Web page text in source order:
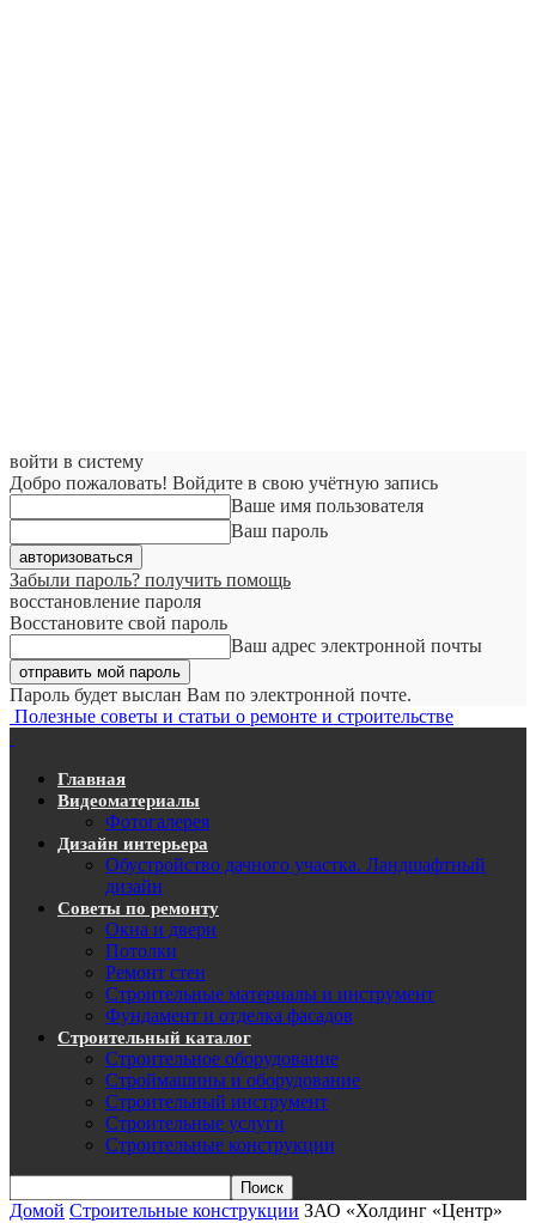
войти в систему
Добро пожаловать! Войдите в свою учётную запись
Ваше имя пользователя
Ваш пароль
Забыли пароль? получить помощь
восстановление пароля
Восстановите свой пароль
Ваш адрес электронной почты
Пароль будет выслан Вам по электронной почте.
Полезные советы и статьи о ремонте и строительстве
Главная
Видеоматериалы
Фотогалерея
Дизайн интерьера
Обустройство дачного участка. Ландшафтный
дизайн
Советы по ремонту
Окна и двери
Потолки
Ремонт стен
Строительные материалы и инструмент
Фундамент и отделка фасадов
Строительный каталог
Строительное оборудование
Строймашины и оборудование
Строительный инструмент
Строительные услуги
Строительные конструкции
Домой Строительные конструкции ЗАО «Холдинг «Центр»